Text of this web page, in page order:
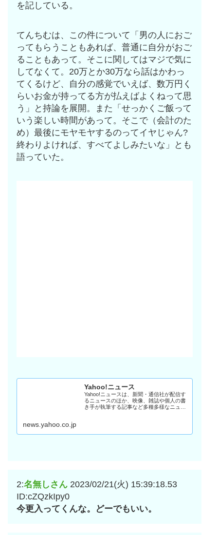
を記している。
てんちむは、この件について「男の人におご
ってもらうこともあれば、普通に自分がおご
ることもあって。そこに関してはマジで気に
してなくて。20万とか30万なら話はかわっ
てくるけど、自分の感覚でいえば、数万円く
らいお金が持ってる方が払えばよくねって思
う」と持論を展開。また「せっかくご飯って
いう楽しい時間があって。そこで（会計のた
め）最後にモヤモヤするのってイヤじゃん?
終わりよければ、すべてよしみたいな」とも
語っていた。
Yahoo!ニュース
Yahoo!ニュースは、新聞・通信社が配信す
るニュースのほか、映像、雑誌や個人の書
き手が執筆する記事など多種多様なニュー
news.yahoo.co.jp
2:名無しさん 2023/02/21(火) 15:39:18.53
ID:cZQzkIpy0
今更入ってくんな。どーでもいい。